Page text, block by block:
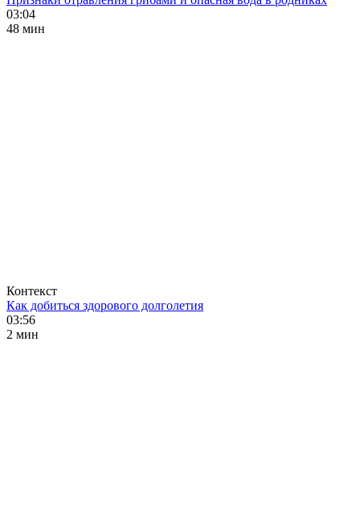
03:04
48 мин
Контекст
Как добиться здорового долголетия
03:56
2 мин